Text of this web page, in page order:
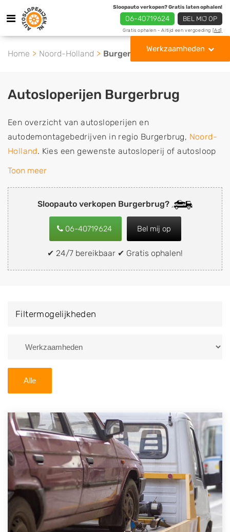
Sloopauto verkopen? Gratis laten ophalen!
06-40719624 BEL MIJ OP
Gratis ophalen - Altijd een vergoeding [Ad]
Werkzaamheden
Home Noord-Holland Burgerbrug
Sloopauto verkopen Burgerbrug?
06-40719624 Bel mij op
✔ 24/7 bereikbaar ✔ Gratis ophalen!
Autosloperijen Burgerbrug
Een overzicht van autosloperijen en
autodemontagebedrijven in regio Burgerbrug, Noord-
Holland. Kies een gewenste autosloperij of autosloop
uit de lijst die gespecialiseerd is in de verkoop van
de inkoop van sloopauto's, schadeauto's en
tweedehands auto's (ook zonder apk keuring). Wilt u
uw auto, camper, vrachtwagen, motor of brommobiel
snel en eenvoudig verkopen aan een
demontagebedrijf in de buurt, deze zelf wegbrengen
naar de sloop of deze liever laten ophalen op een
van Burgerbrug en ontvang een vergoeding voor uw
Zoekt u liever naar een sloperij in een andere plaats of
U kunt er ook voor kiezen om direct uw sloopauto te
verkopen en op te laten halen door de Sloopauto
Ophaaldienst van Autosloperijen.nl. Wij kunnen uw
auto gratis ophalen in Burgerbrug. Neem
telefonisch contact op of maak een terugbelafspraak.
Wilt u direct een tweedehands auto onderdelen
offerte aanvragen? Dat kan via de Onderdelenlijn! Vul
uw kenteken in en druk op verzenden.
Toon meer
Filtermogelijkheden
Alle